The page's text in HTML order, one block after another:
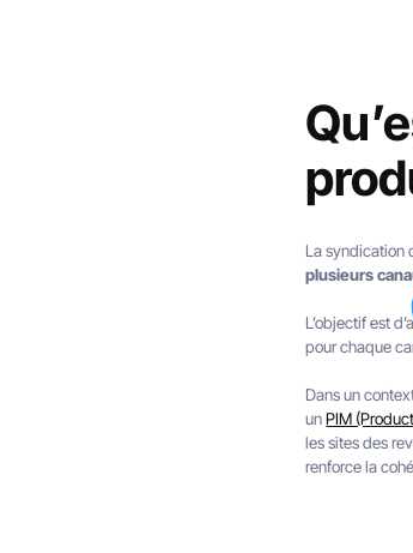
La syndication
plusieurs
L’objectif est
pour chaque
Dans un
unPIM
les sites des
renforce la